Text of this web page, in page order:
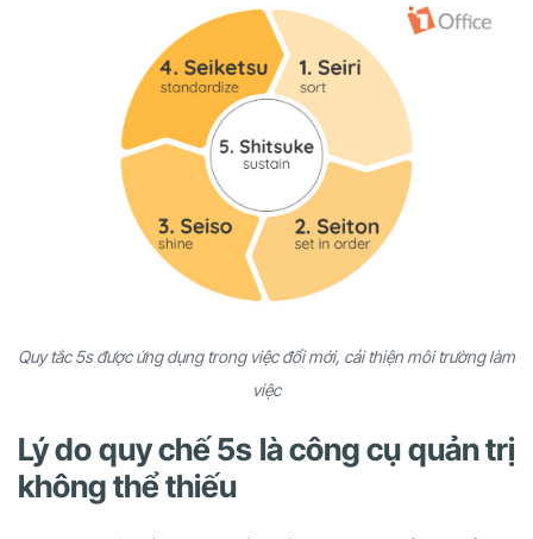
Quy tắc 5s được ứng dụng trong việc đổi mới, cải thiện môi trường làm
việc
Lý do quy chế 5s là công cụ quản trị
không thể thiếu